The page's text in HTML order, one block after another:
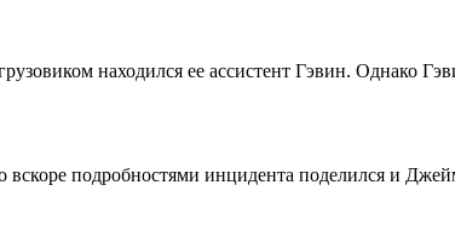
находился ее ассистент Гэвин. Однако
подробностями инцидента поделился и